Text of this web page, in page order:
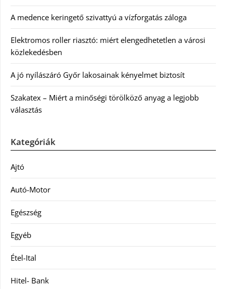
A medence keringető szivattyú a vízforgatás záloga
Elektromos roller riasztó: miért elengedhetetlen a városi
közlekedésben
A jó nyílászáró Győr lakosainak kényelmet biztosít
Szakatex – Miért a minőségi törölköző anyag a legjobb
választás
Kategóriák
Ajtó
Autó-Motor
Egészség
Egyéb
Étel-Ital
Hitel- Bank